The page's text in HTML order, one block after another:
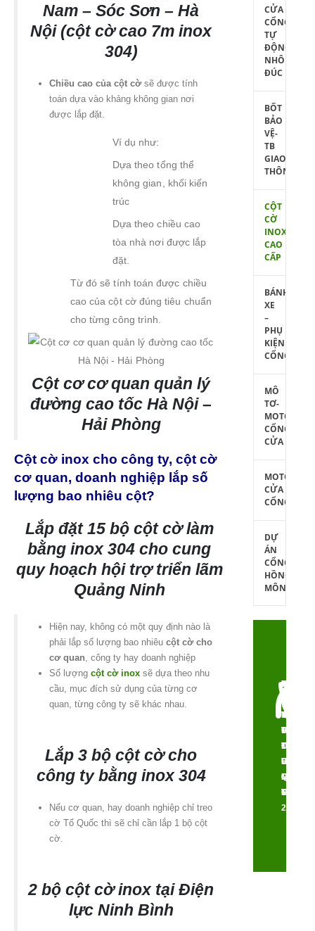
Nam – Sóc Sơn – Hà
Nội (cột cờ cao 7m inox
304)
Chiều cao của cột cờsẽ được tính
toán dựa vào khảng không gian nơi
được lắp đặt.
Ví dụ như:
Dựa theo tổng thể
không gian, khối kiến
trúc
Dựa theo chiều cao
tòa nhà nơi được lắp
đặt.
Từ đó sẽ tính toán được chiều
cao của cột cờ đúng tiêu chuẩn
cho từng công trình.
Cột cơ cơ quan quản lý
đường cao tốc Hà Nội –
Hải Phòng
Cột cờ inox cho công ty, cột cờ
cơ quan, doanh nghiệp lắp số
lượng bao nhiêu cột?
Lắp đặt 15 bộ cột cờ làm
bằng inox 304 cho cung
quy hoạch hội trợ triển lãm
Quảng Ninh
Hiện nay, không có một quy định nào là
phải lắp số lượng bao nhiêu cột cờ cho
cơ quan, công ty hay doanh nghiệp
Số lượng cột cờ inoxsẽ dựa theo nhu
cầu, mục đích sử dụng của từng cơ
quan, từng công ty sẽ khác nhau.
Lắp 3 bộ cột cờ cho
công ty bằng inox 304
Nếu cơ quan, hay doanh nghiệp chỉ treo
cờ Tổ Quốc thì sẽ chỉ cần lắp 1 bộ cột
cờ.
2 bộ cột cờ inox tại Điện
lực Ninh Bình
CỬA
CỔNG
TỰ
ĐỘNG
NHÔM
ĐÚC
BỐT
BẢO
VỆ-
TB
GIAO
THÔNG
CỘT
CỜ
INOX
CAO
CẤP
BÁNH
XE
–
PHỤ
KIỆN
CỔNG
MÔ
TƠ-
MOTOR
CỔNG
CỬA
MOTOR
CỬA
CỔNG
DỰ
ÁN
CỔNG
HỒNG
MÔN
CÔNG
HIỆN
ĐẠI,
TIÊU
CHUẨN
QUỐC
TẾ
THẨM
VƯỢT
TRỘI,
ĐA
DẠNG
MẪU
MÃ
TÍNH
ƯU
VIỆT,
ĐỘ
BỀN
CỰC
CAO
CHI
TỐI
ƯU,
TƯ
VẤN
MIỄN
PHÍ
24/7